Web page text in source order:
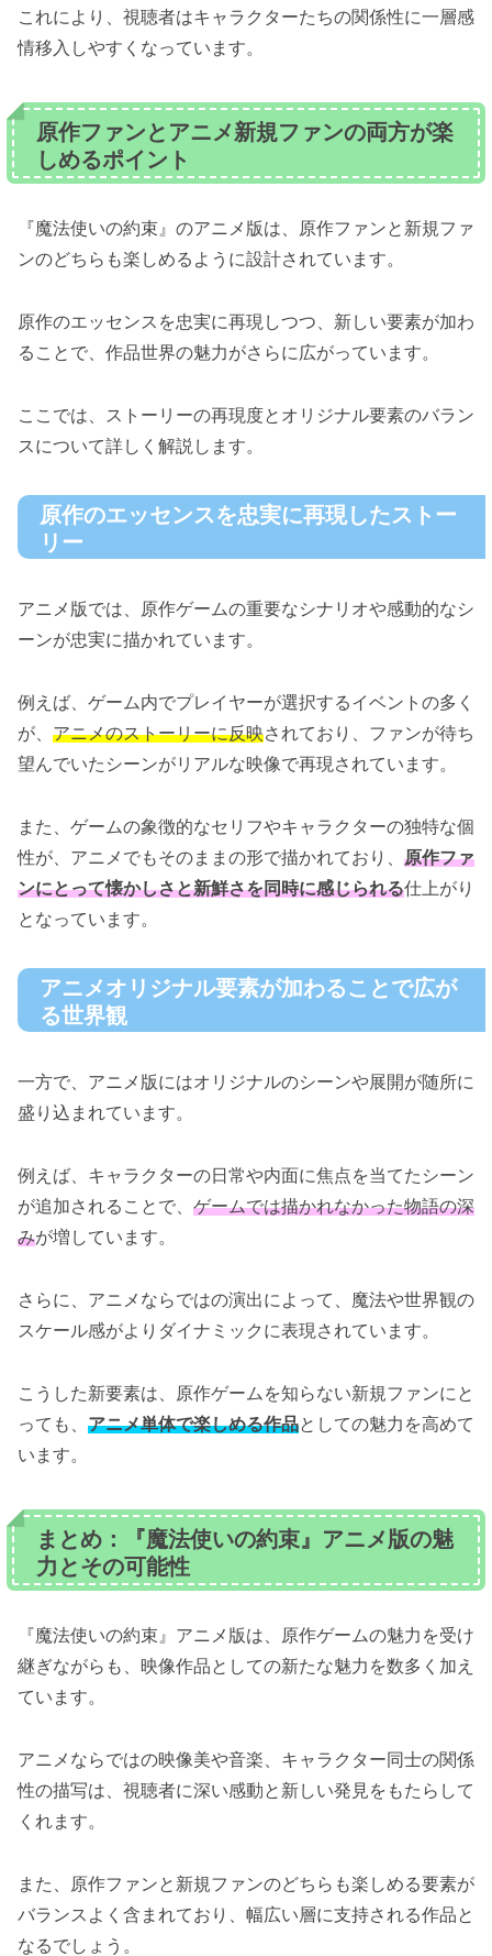
これにより、視聴者はキャラクターたちの関係性に一層感
情移入しやすくなっています。
原作ファンとアニメ新規ファンの両方が楽
しめるポイント
『魔法使いの約束』のアニメ版は、原作ファンと新規ファ
ンのどちらも楽しめるように設計されています。
原作のエッセンスを忠実に再現しつつ、新しい要素が加わ
ることで、作品世界の魅力がさらに広がっています。
ここでは、ストーリーの再現度とオリジナル要素のバラン
スについて詳しく解説します。
原作のエッセンスを忠実に再現したストー
リー
アニメ版では、原作ゲームの重要なシナリオや感動的なシ
ーンが忠実に描かれています。
例えば、ゲーム内でプレイヤーが選択するイベントの多く
が、 アニメのストーリーに反映されており、ファンが待ち
望んでいたシーンがリアルな映像で再現されています。
また、ゲームの象徴的なセリフやキャラクターの独特な個
性が、アニメでもそのままの形で描かれており、 原作ファ
ンにとって懐かしさと新鮮さを同時に感じられる仕上がり
となっています。
アニメオリジナル要素が加わることで広が
る世界観
一方で、アニメ版にはオリジナルのシーンや展開が随所に
盛り込まれています。
例えば、キャラクターの日常や内面に焦点を当てたシーン
が追加されることで、 ゲームでは描かれなかった物語の深
みが増しています。
さらに、アニメならではの演出によって、魔法や世界観の
スケール感がよりダイナミックに表現されています。
こうした新要素は、原作ゲームを知らない新規ファンにと
っても、 アニメ単体で楽しめる作品としての魅力を高めて
います。
まとめ：『魔法使いの約束』アニメ版の魅
力とその可能性
『魔法使いの約束』アニメ版は、原作ゲームの魅力を受け
継ぎながらも、映像作品としての新たな魅力を数多く加え
ています。
アニメならではの映像美や音楽、キャラクター同士の関係
性の描写は、視聴者に深い感動と新しい発見をもたらして
くれます。
また、原作ファンと新規ファンのどちらも楽しめる要素が
バランスよく含まれており、幅広い層に支持される作品と
なるでしょう。